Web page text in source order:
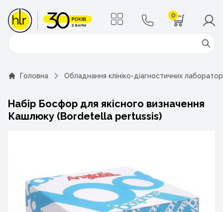
0
Поиск
Головна Обладнання клініко-діагностичних
Набір Босфор для якісного визначення
Кашлюку (Bordetella pertussis)